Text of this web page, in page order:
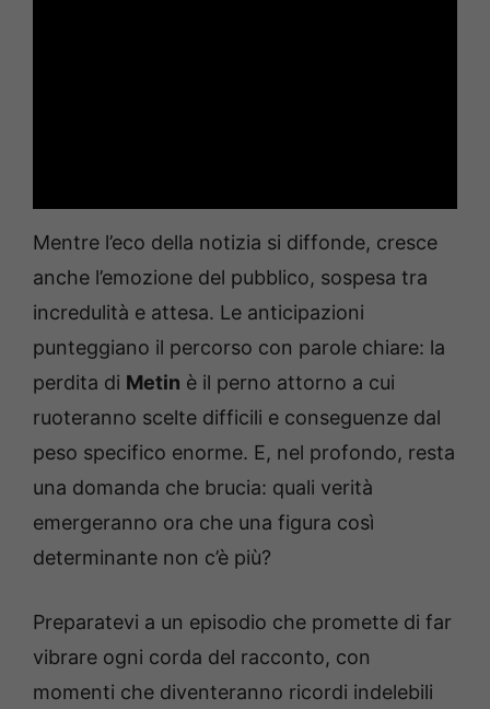
Mentre l’eco della notizia si diffonde, cresce
anche l’emozione del pubblico, sospesa tra
incredulità e attesa. Le anticipazioni
punteggiano il percorso con parole chiare: la
perdita di Metin è il perno attorno a cui
ruoteranno scelte difficili e conseguenze dal
peso specifico enorme. E, nel profondo, resta
una domanda che brucia: quali verità
emergeranno ora che una figura così
determinante non c’è più?
Preparatevi a un episodio che promette di far
vibrare ogni corda del racconto, con
momenti che diventeranno ricordi indelebili